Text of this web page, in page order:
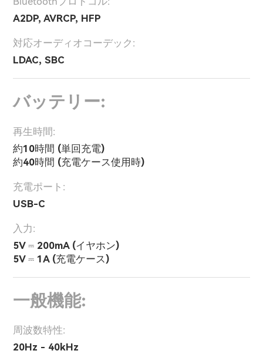
A2DP, AVRCP, HFP
対応オーディオコーデック:
LDAC, SBC
バッテリー:
再生時間:
約10時間 (単回充電)
約40時間 (充電ケース使用時)
充電ポート:
USB-C
入力:
5V ⎓ 200mA (イヤホン)
5V ⎓ 1A (充電ケース)
一般機能:
周波数特性:
20Hz - 40kHz